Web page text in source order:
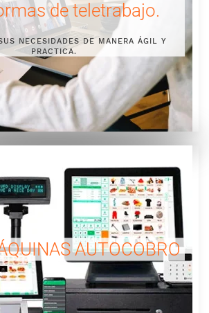
de teletrabajo.
NECESIDADES DE MANERA ÁGIL Y
PRACTICA.
AUTOCOBRO